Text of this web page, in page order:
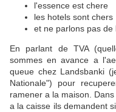
l'essence est chere
les hotels sont chers
et ne parlons pas de
En parlant de TVA
sommes en avance a
queue chez Landsbanki
Nationale") pour
ramener a la maison.
a la caisse ils demandent